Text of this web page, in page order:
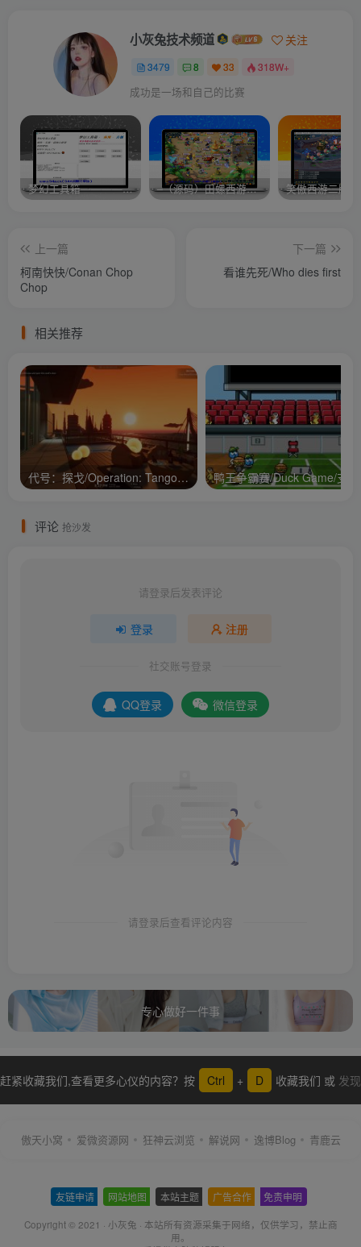
小灰兔技术频道 关注
3479 8 33 318W+
成功是一场和自己的比赛
梦幻工具箱————-免费 –（源码）田螺西游9.0 假人摆摊18门派飞升渡劫化圣助战最新BB谛听…. 笑傲西游二版-
上一篇
柯南快快/Conan Chop
Chop
下一篇
看谁先死/Who dies first
相关推荐
代号：探戈/Operation: Tango/支持网络联机
评论 抢沙发
请登录后发表评论
登录 注册
社交账号登录
QQ登录 微信登录
请登录后查看评论内容
专心做好一件事
赶紧收藏我们,查看更多心仪的内容？按 Ctrl + D 收藏我们 或 发现
傲天小窝 爱微资源网 狂神云浏览 解说网 逸博Blog 青鹿云
友链申请 网站地图 本站主题 广告合作 免责申明
Copyright © 2021 · 小灰兔 · 本站所有资源采集于网络，仅供学习，禁止商
用。